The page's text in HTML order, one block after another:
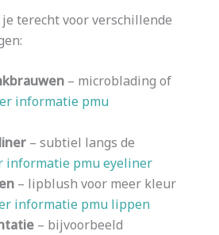
terecht voor verschillende
– microblading of
informatie pmu
– subtiel langs de
informatie pmu eyeliner
– lipblush voor meer kleur
informatie pmu lippen
– bijvoorbeeld